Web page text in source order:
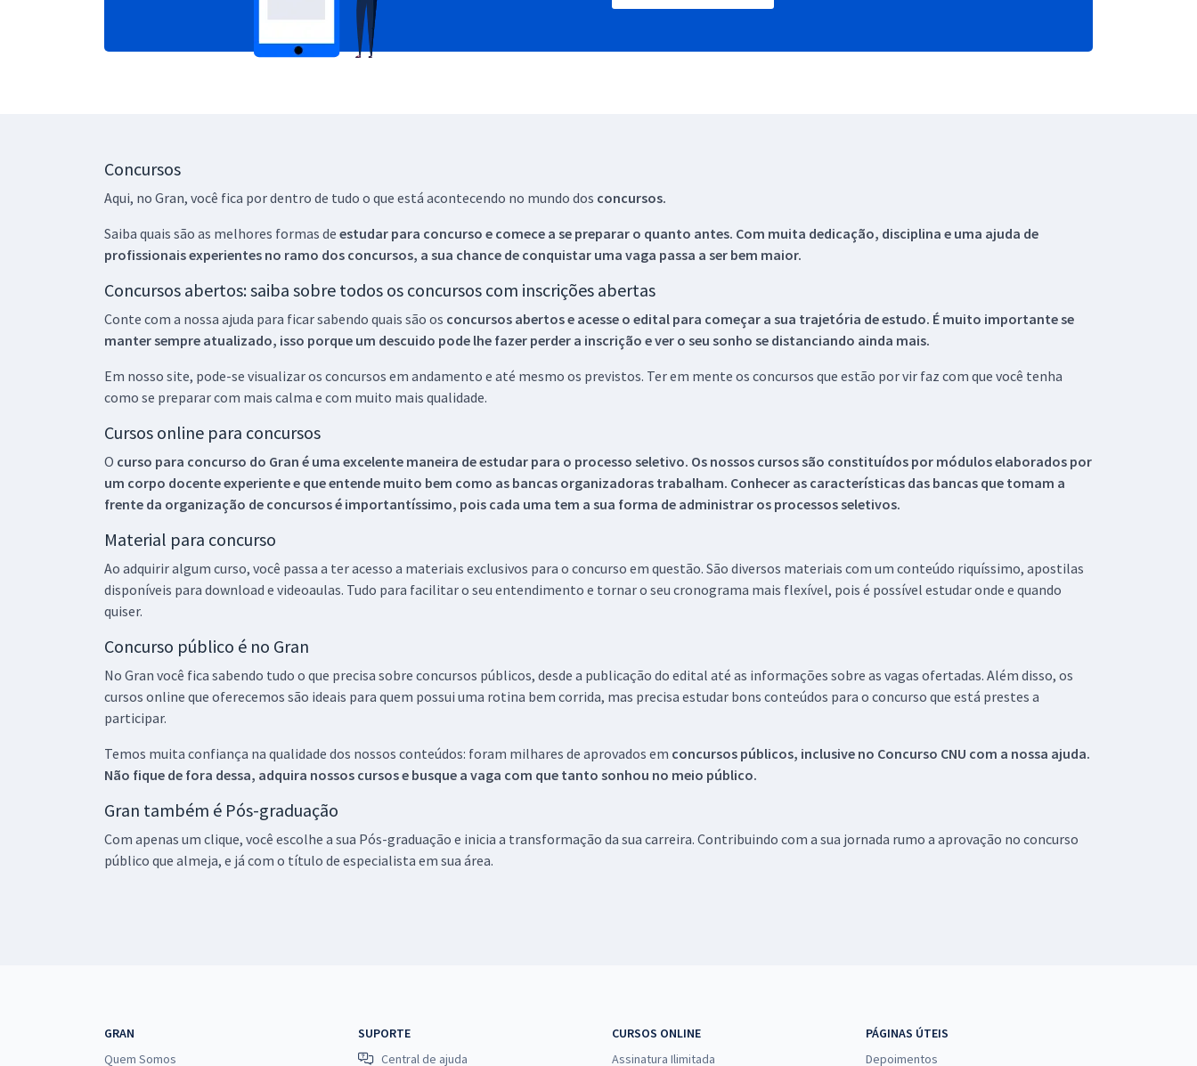
Concursos
Aqui, no Gran, você fica por dentro de tudo o que está acontecendo no mundo dos concursos.
Saiba quais são as melhores formas de estudar para concurso e comece a se preparar o quanto antes. Com muita dedicação, disciplina e uma ajuda de
profissionais experientes no ramo dos concursos, a sua chance de conquistar uma vaga passa a ser bem maior.
Concursos abertos: saiba sobre todos os concursos com inscrições abertas
Conte com a nossa ajuda para ficar sabendo quais são os concursos abertos e acesse o edital para começar a sua trajetória de estudo. É muito importante se
manter sempre atualizado, isso porque um descuido pode lhe fazer perder a inscrição e ver o seu sonho se distanciando ainda mais.
Em nosso site, pode-se visualizar os concursos em andamento e até mesmo os previstos. Ter em mente os concursos que estão por vir faz com que você tenha
como se preparar com mais calma e com muito mais qualidade.
Cursos online para concursos
O curso para concurso do Gran é uma excelente maneira de estudar para o processo seletivo. Os nossos cursos são constituídos por módulos elaborados por
um corpo docente experiente e que entende muito bem como as bancas organizadoras trabalham. Conhecer as características das bancas que tomam a
frente da organização de concursos é importantíssimo, pois cada uma tem a sua forma de administrar os processos seletivos.
Material para concurso
Ao adquirir algum curso, você passa a ter acesso a materiais exclusivos para o concurso em questão. São diversos materiais com um conteúdo riquíssimo, apostilas
disponíveis para download e videoaulas. Tudo para facilitar o seu entendimento e tornar o seu cronograma mais flexível, pois é possível estudar onde e quando
quiser.
Concurso público é no Gran
No Gran você fica sabendo tudo o que precisa sobre concursos públicos, desde a publicação do edital até as informações sobre as vagas ofertadas. Além disso, os
cursos online que oferecemos são ideais para quem possui uma rotina bem corrida, mas precisa estudar bons conteúdos para o concurso que está prestes a
participar.
Temos muita confiança na qualidade dos nossos conteúdos: foram milhares de aprovados em concursos públicos, inclusive no Concurso CNU com a nossa ajuda.
Não fique de fora dessa, adquira nossos cursos e busque a vaga com que tanto sonhou no meio público.
Gran também é Pós-graduação
Com apenas um clique, você escolhe a sua Pós-graduação e inicia a transformação da sua carreira. Contribuindo com a sua jornada rumo a aprovação no concurso
público que almeja, e já com o título de especialista em sua área.
GRAN
Quem Somos
SUPORTE
Central de ajuda
CURSOS ONLINE
Assinatura Ilimitada
PÁGINAS ÚTEIS
Depoimentos